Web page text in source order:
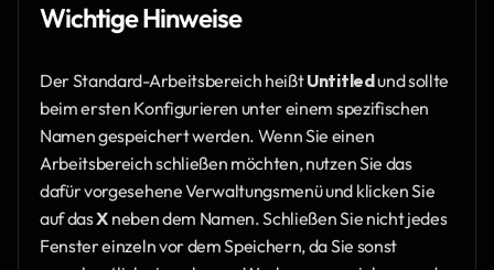
Wichtige Hinweise
Der Standard-Arbeitsbereich heißt Untitled und sollte
beim ersten Konfigurieren unter einem spezifischen
Namen gespeichert werden. Wenn Sie einen
Arbeitsbereich schließen möchten, nutzen Sie das
dafür vorgesehene Verwaltungsmenü und klicken Sie
auf das X neben dem Namen. Schließen Sie nicht jedes
Fenster einzeln vor dem Speichern, da Sie sonst